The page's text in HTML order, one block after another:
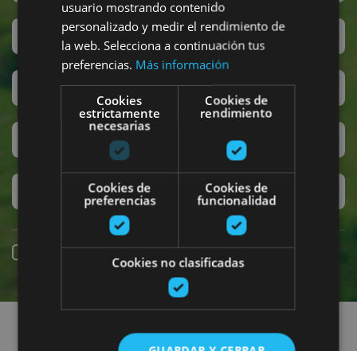
San Fermín
Accesibilidad
Turismo regenerativo
Experiencias exclusivas
Reserva online
Encuentra planes
usuario mostrando contenido
personalizado y medir el rendimiento de
la web. Selecciona a continuación tus
preferencias. Más información
Cookies
estrictamente
necesarias
Cookies de
rendimiento
Cookies de
preferencias
Cookies de
funcionalidad
Cookies no clasificadas